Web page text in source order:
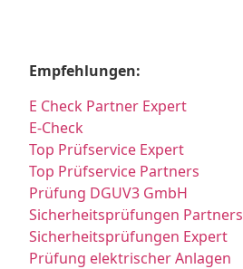
Empfehlungen:
E Check Partner Expert
E-Check
Top Prüfservice Expert
Top Prüfservice Partners
Prüfung DGUV3 GmbH
Sicherheitsprüfungen Partners
Sicherheitsprüfungen Expert
Prüfung elektrischer Anlagen